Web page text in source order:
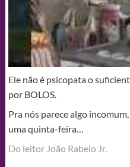
Ele não é psicopata o
por BOLOS.
Pra nós parece algo
uma quinta-feira…
Do leitor João Rabelo Jr.